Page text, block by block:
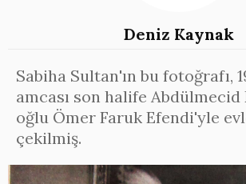
Deniz Kaynak
Sabiha Sultan'ın bu fotoğrafı,
amcası son halife
oğlu Ömer Faruk Efendi'yle
çekilmiş.